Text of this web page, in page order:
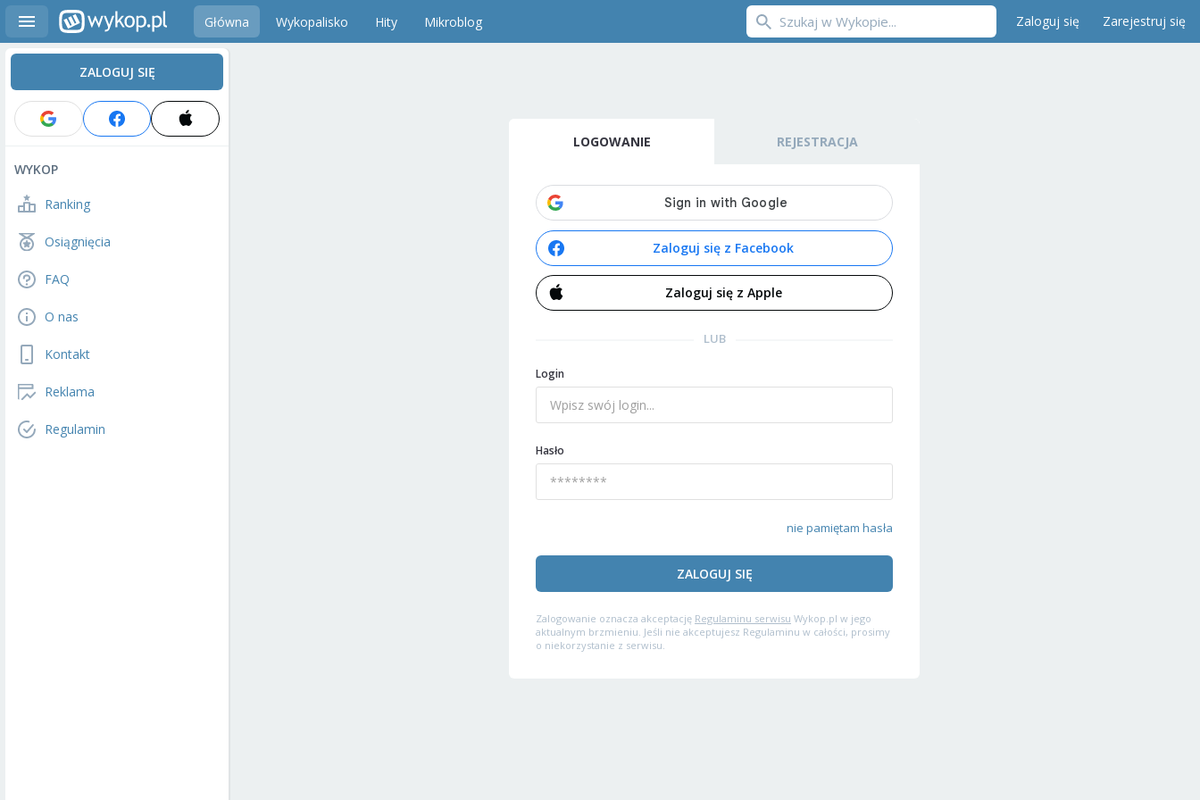
Główna Wykopalisko Hity Mikroblog Zaloguj się Zarejestruj się
ZALOGUJ SIĘ
WYKOP
Ranking
Osiągnięcia
FAQ
O nas
Kontakt
Reklama
Regulamin
LOGOWANIE REJESTRACJA
Zaloguj się z Facebook
Zaloguj się z Apple
LUB
Login
Hasło
nie pamiętam hasła
ZALOGUJ SIĘ
Zalogowanie oznacza akceptację Regulaminu serwisu Wykop.pl w jego
aktualnym brzmieniu. Jeśli nie akceptujesz Regulaminu w całości, prosimy
o niekorzystanie z serwisu.